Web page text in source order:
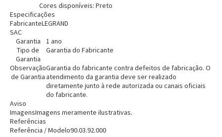
Cores disponíveis: Preto
Especificações
FabricanteLEGRAND
SAC
Garantia
1 ano
Tipo de
Garantia
Garantia do Fabricante
Observação
de Garantia
Garantia do fabricante contra defeitos de fabricação. O
atendimento da garantia deve ser realizado
diretamente junto à rede autorizada ou canais oficiais
do fabricante.
Aviso
ImagensImagens meramente ilustrativas.
Referências
Referência / Modelo90.03.92.000